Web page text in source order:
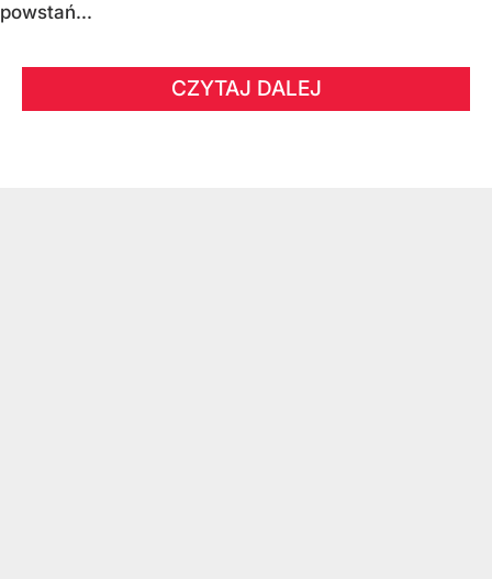
powstań...
CZYTAJ DALEJ